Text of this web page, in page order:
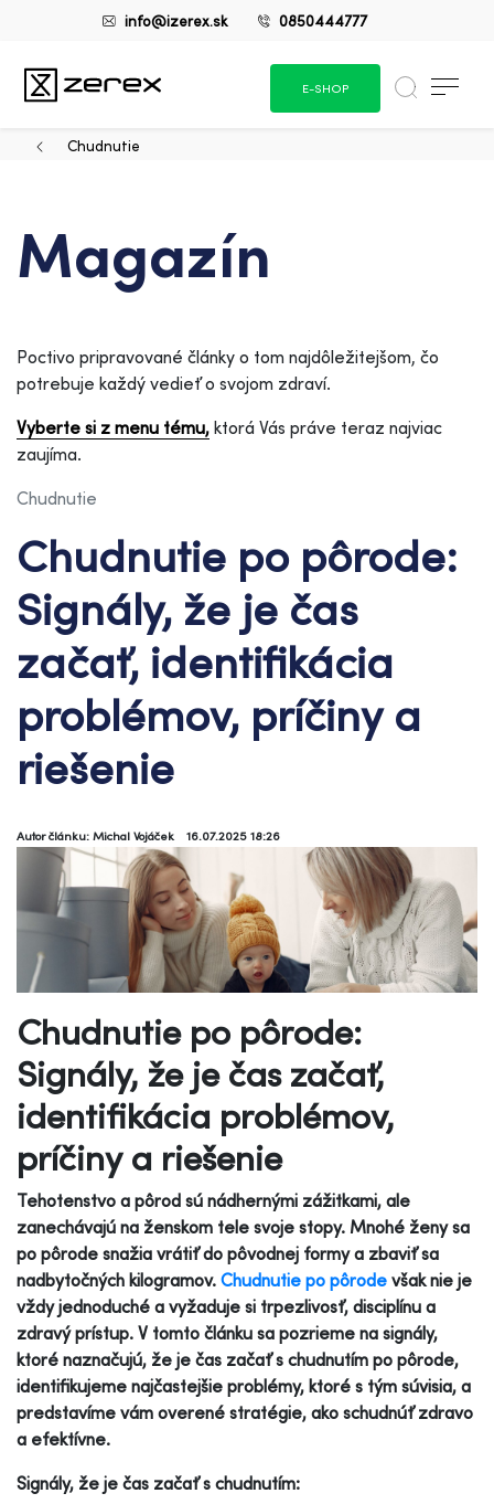
info@izerex.sk 0850444777
E-SHOP
Chudnutie
Magazín
Poctivo pripravované články o tom najdôležitejšom, čo
potrebuje každý vedieť o svojom zdraví.
Vyberte si z menu tému, ktorá Vás práve teraz najviac
zaujíma.
Chudnutie
Chudnutie po pôrode:
Signály, že je čas
začať, identifikácia
problémov, príčiny a
riešenie
Autor článku: Michal Vojáček 16.07.2025 18:26
Chudnutie po pôrode:
Signály, že je čas začať,
identifikácia problémov,
príčiny a riešenie
Tehotenstvo a pôrod sú nádhernými zážitkami, ale
zanechávajú na ženskom tele svoje stopy. Mnohé ženy sa
po pôrode snažia vrátiť do pôvodnej formy a zbaviť sa
nadbytočných kilogramov. Chudnutie po pôrode však nie je
vždy jednoduché a vyžaduje si trpezlivosť, disciplínu a
zdravý prístup. V tomto článku sa pozrieme na signály,
ktoré naznačujú, že je čas začať s chudnutím po pôrode,
identifikujeme najčastejšie problémy, ktoré s tým súvisia, a
predstavíme vám overené stratégie, ako schudnúť zdravo
a efektívne.
Signály, že je čas začať s chudnutím: